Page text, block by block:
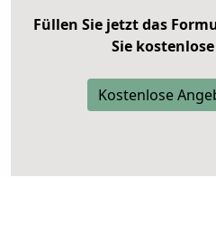
Füllen Sie jetzt das
Sie
Kostenlose